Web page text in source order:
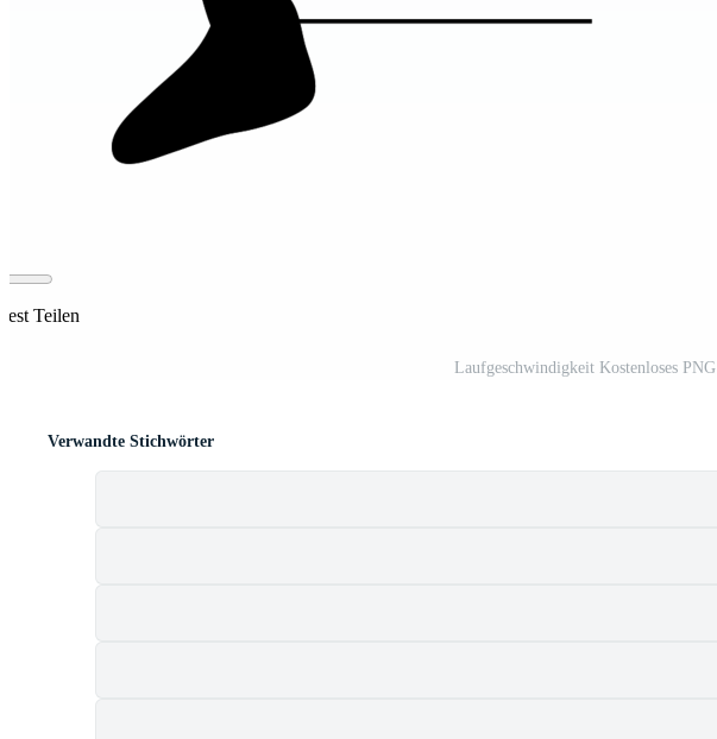
Teilen
Laufgeschwindigkeit Kostenloses PNG
Verwandte Stichwörter